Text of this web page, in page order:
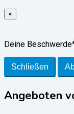
×
Deine Beschwerde
Schließen
Angeboten